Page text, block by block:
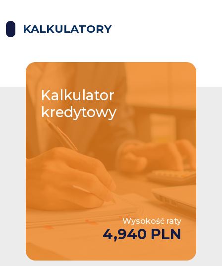
KALKULATORY
Kalkulator
kredytowy
Wysokość raty
4,940 PLN